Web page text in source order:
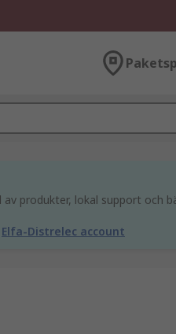
produkter, lokal support och
Elfa-Distrelec account